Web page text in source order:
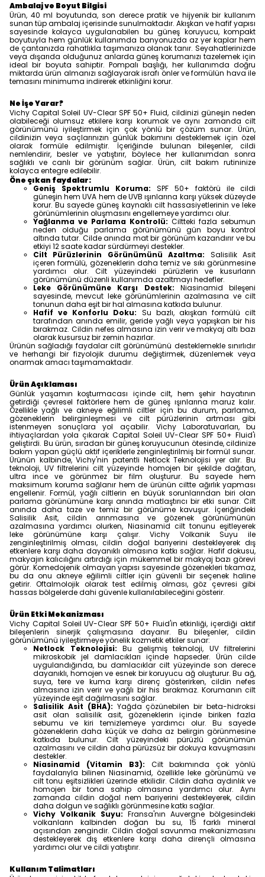
Ambalaj ve Boyut Bilgisi
Ürün, 40 ml boyutunda, son derece pratik ve hijyenik bir kullanım
sunan tüp ambalaj içerisinde sunulmaktadır. Akışkan ve hafif yapısı
sayesinde kolayca uygulanabilen bu güneş koruyucu, kompakt
boyutuyla hem günlük kullanımda banyonuzda az yer kaplar hem
de çantanızda rahatlıkla taşımanıza olanak tanır. Seyahatlerinizde
veya dışarıda olduğunuz anlarda güneş korumanızı tazelemek için
ideal bir boyuta sahiptir. Pompalı başlığı, her kullanımda doğru
miktarda ürün almanızı sağlayarak israfı önler ve formülün hava ile
temasını minimuma indirerek etkinliğini korur.
Ne İşe Yarar?
Vichy Capital Soleil UV-Clear SPF 50+ Fluid, cildinizi güneşin neden
olabileceği olumsuz etkilere karşı korumak ve aynı zamanda cilt
görünümünü iyileştirmek için çok yönlü bir çözüm sunar. Ürün,
cildinizin veya saçlarınızın günlük bakımını desteklemek için özel
olarak formüle edilmiştir. İçeriğinde bulunan bileşenler, cildi
nemlendirir, besler ve yatıştırır, böylece her kullanımdan sonra
sağlıklı ve canlı bir görünüm sağlar. Ürün, cilt bakım rutininize
kolayca entegre edilebilir.
Öne çıkan faydalar:
Geniş Spektrumlu Koruma: SPF 50+ faktörü ile cildi
güneşin hem UVA hem de UVB ışınlarına karşı yüksek düzeyde
korur. Bu sayede güneş kaynaklı cilt hassasiyetlerinin ve leke
görünümlerinin oluşmasını engellemeye yardımcı olur.
Yağlanma ve Parlama Kontrolü: Ciltteki fazla sebumun
neden olduğu parlama görünümünü gün boyu kontrol
altında tutar. Cilde anında mat bir görünüm kazandırır ve bu
etkiyi 12 saate kadar sürdürmeyi destekler.
Cilt Pürüzlerinin Görünümünü Azaltma: Salisilik Asit
içeren formülü, gözeneklerin daha temiz ve sıkı görünmesine
yardımcı olur. Cilt yüzeyindeki pürüzlerin ve kusurların
görünümünü düzenli kullanımda azaltmayı hedefler.
Leke Görünümüne Karşı Destek: Niasinamid bileşeni
sayesinde, mevcut leke görünümlerinin azalmasına ve cilt
tonunun daha eşit bir hal almasına katkıda bulunur.
Hafif ve Konforlu Doku: Su bazlı, akışkan formülü cilt
tarafından anında emilir, geride yağlı veya yapışkan bir his
bırakmaz. Cildin nefes almasına izin verir ve makyaj altı bazı
olarak kusursuz bir zemin hazırlar.
Ürünün sağladığı faydalar cilt görünümünü desteklemekle sınırlıdır
ve herhangi bir fizyolojik durumu değiştirmek, düzenlemek veya
onarmak amacı taşımamaktadır.
Ürün Açıklaması
Günlük yaşamın koşturmacası içinde cilt, hem şehir hayatının
getirdiği çevresel faktörlere hem de güneş ışınlarına maruz kalır.
Özellikle yağlı ve akneye eğilimli ciltler için bu durum, parlama,
gözeneklerin belirginleşmesi ve cilt pürüzlerinin artması gibi
istenmeyen sonuçlara yol açabilir. Vichy Laboratuvarları, bu
ihtiyaçlardan yola çıkarak Capital Soleil UV-Clear SPF 50+ Fluid'i
geliştirdi. Bu ürün, sıradan bir güneş koruyucunun ötesinde, cildinize
bakım yapan güçlü aktif içeriklerle zenginleştirilmiş bir formül sunar.
Ürünün kalbinde, Vichy'nin patentli Netlock Teknolojisi yer alır. Bu
teknoloji, UV filtrelerini cilt yüzeyinde homojen bir şekilde dağıtan,
ultra ince ve görünmez bir film oluşturur. Bu sayede hem
maksimum koruma sağlanır hem de ürünün ciltte ağırlık yapması
engellenir. Formül, yağlı ciltlerin en büyük sorunlarından biri olan
parlama görünümüne karşı anında matlaştırıcı bir etki sunar. Cilt
anında daha taze ve temiz bir görünüme kavuşur. İçeriğindeki
Salisilik Asit, cildin arınmasına ve gözenek görünümünün
azalmasına yardımcı olurken, Niasinamid cilt tonunu eşitleyerek
leke görünümüne karşı çalışır. Vichy Volkanik Suyu ile
zenginleştirilmiş olması, cildin doğal bariyerini destekleyerek dış
etkenlere karşı daha dayanıklı olmasına katkı sağlar. Hafif dokusu,
makyajın kalıcılığını artırdığı için mükemmel bir makyaj bazı görevi
görür. Komedojenik olmayan yapısı sayesinde gözenekleri tıkamaz,
bu da onu akneye eğilimli ciltler için güvenli bir seçenek haline
getirir. Oftalmolojik olarak test edilmiş olması, göz çevresi gibi
hassas bölgelerde dahi güvenle kullanılabileceğini gösterir.
Ürün Etki Mekanizması
Vichy Capital Soleil UV-Clear SPF 50+ Fluid'in etkinliği, içerdiği aktif
bileşenlerin sinerjik çalışmasına dayanır. Bu bileşenler, cildin
görünümünü iyileştirmeye yönelik kozmetik etkiler sunar:
Netlock Teknolojisi: Bu gelişmiş teknoloji, UV filtrelerini
mikroskobik jel damlacıkları içinde hapseder. Ürün cilde
uygulandığında, bu damlacıklar cilt yüzeyinde son derece
dayanıklı, homojen ve esnek bir koruyucu ağ oluşturur. Bu ağ,
suya, tere ve kuma karşı direnç gösterirken, cildin nefes
almasına izin verir ve yağlı bir his bırakmaz. Korumanın cilt
yüzeyinde eşit dağılmasını sağlar.
Salisilik Asit (BHA): Yağda çözünebilen bir beta-hidroksi
asit olan salisilik asit, gözeneklerin içinde biriken fazla
sebumu ve kiri temizlemeye yardımcı olur. Bu sayede
gözeneklerin daha küçük ve daha az belirgin görünmesine
katkıda bulunur. Cilt yüzeyindeki pürüzlü görünümün
azalmasını ve cildin daha pürüzsüz bir dokuya kavuşmasını
destekler.
Niasinamid (Vitamin B3): Cilt bakımında çok yönlü
faydalarıyla bilinen Niasinamid, özellikle leke görünümü ve
cilt tonu eşitsizlikleri üzerinde etkilidir. Cildin daha aydınlık ve
homojen bir tona sahip olmasına yardımcı olur. Aynı
zamanda cildin doğal nem bariyerini destekleyerek, cildin
daha dolgun ve sağlıklı görünmesine katkı sağlar.
Vichy Volkanik Suyu: Fransa'nın Auvergne bölgesindeki
volkanların kalbinden doğan bu su, 15 farklı mineral
açısından zengindir. Cildin doğal savunma mekanizmasını
destekleyerek dış etkenlere karşı daha dirençli olmasına
yardımcı olur ve cildi yatıştırır.
Kullanım Talimatları